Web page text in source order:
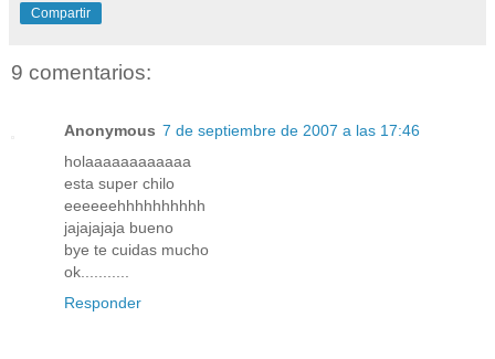
Compartir
9 comentarios:
Anonymous 7 de septiembre de 2007 a las 17:46
holaaaaaaaaaaaa
esta super chilo
eeeeeehhhhhhhhhh
jajajajaja bueno
bye te cuidas mucho
ok...........
Responder